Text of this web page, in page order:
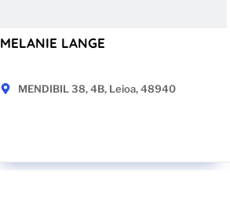
MELANIE LANGE
MENDIBIL 38, 4B, Leioa, 48940